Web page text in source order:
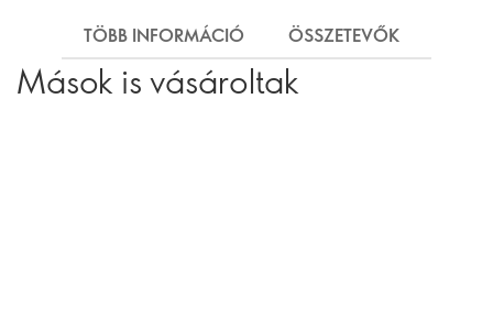
TÖBB INFORMÁCIÓ ÖSSZETEVŐK
Mások is vásároltak